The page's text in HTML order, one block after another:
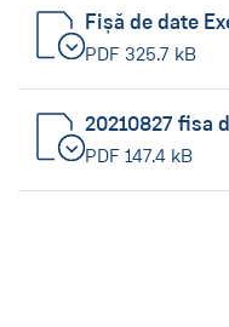
Fișă de date
PDF 325.7 kB
20210827 fisa
PDF 147.4 kB